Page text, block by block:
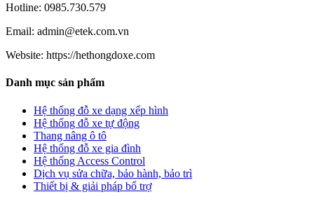
Hotline: 0985.730.579
Email: admin@etek.com.vn
Website: https://hethongdoxe.com
Danh mục sản phẩm
Hệ thống đỗ xe dạng xếp hình
Hệ thống đỗ xe tự động
Thang nâng ô tô
Hệ thống đỗ xe gia đình
Hệ thống Access Control
Dịch vụ sửa chữa, bảo hành, bảo trì
Thiết bị & giải pháp bổ trợ